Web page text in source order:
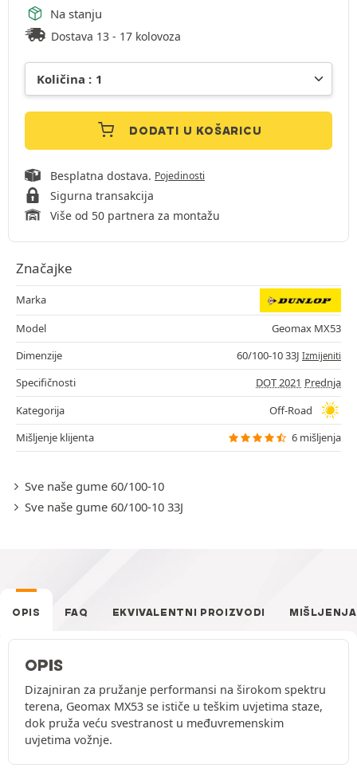
Na stanju
Dostava 13 - 17 kolovoza
DODATI U KOŠARICU
Besplatna dostava. Pojedinosti
Sigurna transakcija
Više od 50 partnera za montažu
Značajke
Marka
Model
Geomax MX53
Dimenzije
60/100-10 33J Izmijeniti
Specifičnosti DOT 2021 Prednja
Kategorija
Off-Road
Mišljenje klijenta
6 mišljenja
Sve naše gume 60/100-10
Sve naše gume 60/100-10 33J
OPIS FAQ EKVIVALENTNI PROIZVODI MIŠLJENJA
OPIS
Dizajniran za pružanje performansi na širokom spektru
terena, Geomax MX53 se ističe u teškim uvjetima staze,
dok pruža veću svestranost u međuvremenskim
uvjetima vožnje.